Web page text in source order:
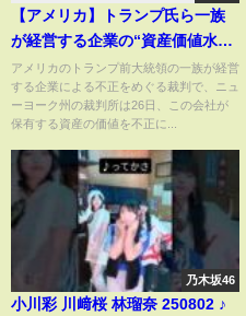
【アメリカ】トランプ氏ら一族
が経営する企業の“資産価値水増
し”を裁判所が認定 #shorts
アメリカのトランプ前大統領の一族が経営
する企業による不正をめぐる裁判で、ニュ
ーヨーク州の裁判所は26日、この会社が
保有する資産の価値を不正に...
乃木坂46
小川彩 川﨑桜 林瑠奈 250802 ♪